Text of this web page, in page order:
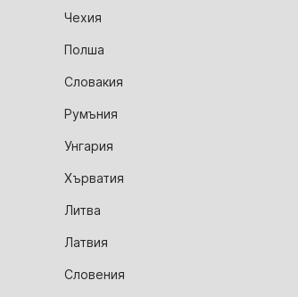
Чехия
Полша
Словакия
Румъния
Унгария
Хърватия
Литва
Латвия
Словения